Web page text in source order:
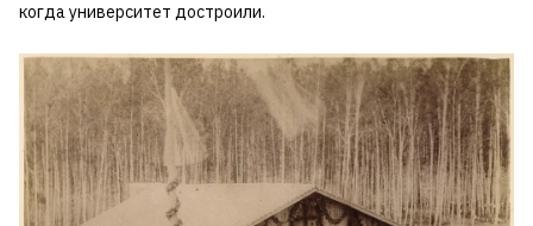
когда университет достроили.